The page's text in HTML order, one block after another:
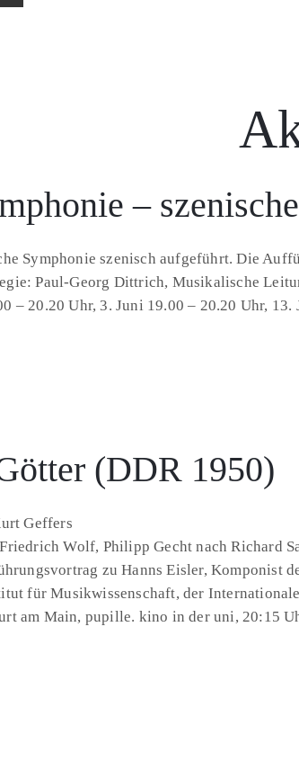
–
Symphonie szenisch aufgeführt. Die
Paul-Georg Dittrich, Musikalische
– 20.20 Uhr, 3. Juni 19.00 – 20.20 Uhr,
(DDR 1950)
Geffers
Wolf, Philipp Gecht nach Richard
zu Hanns Eisler, Komponist
für Musikwissenschaft, der
am Main, pupille. kino in der uni, 20:15